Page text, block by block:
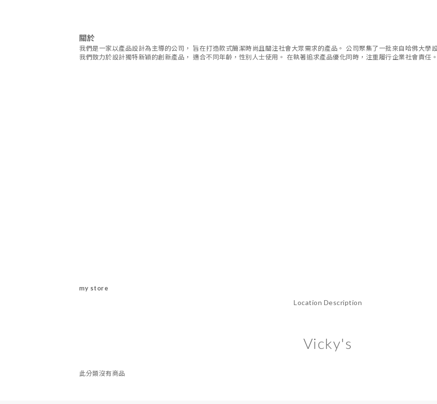
關於
我們是一家以產品設計為主導的公司， 旨在打造款式簡潔時尚且關注社會大眾需求的產品。 公司聚集了一批來自哈佛大學
我們致力於設計獨特新穎的創新產品， 適合不同年齡，性別人士使用。 在執著追求產品優化同時，注重履行企業社會責任
my store
Location Description
Vicky's
此分類沒有商品